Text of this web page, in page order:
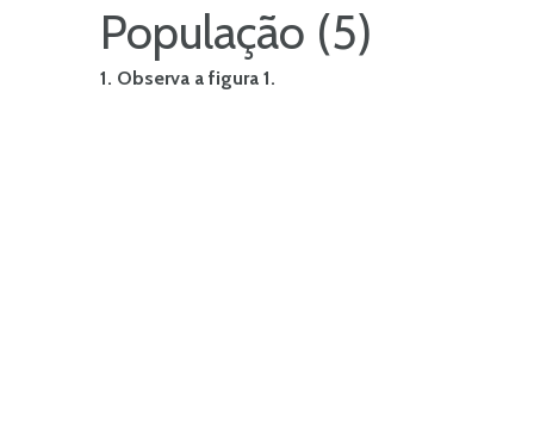
População (5)
1. Observa a figura 1.